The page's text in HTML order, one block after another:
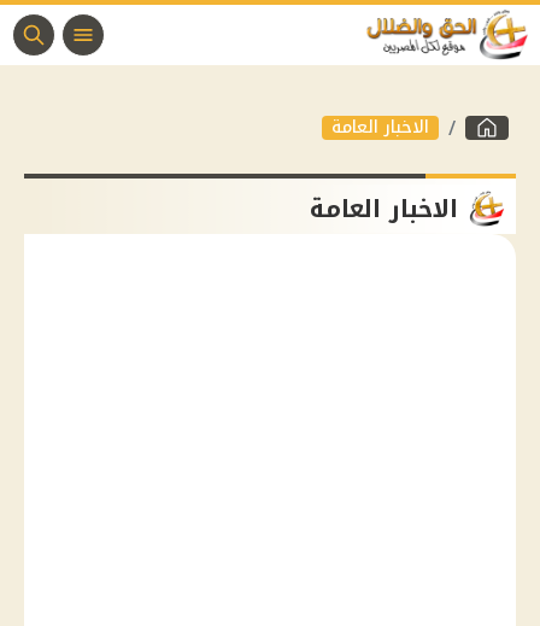
الاخبار العامة
الاخبار العامة